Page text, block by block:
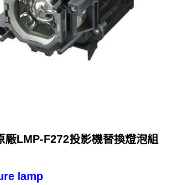
廠LMP-F272投影機替換燈泡組
lamp